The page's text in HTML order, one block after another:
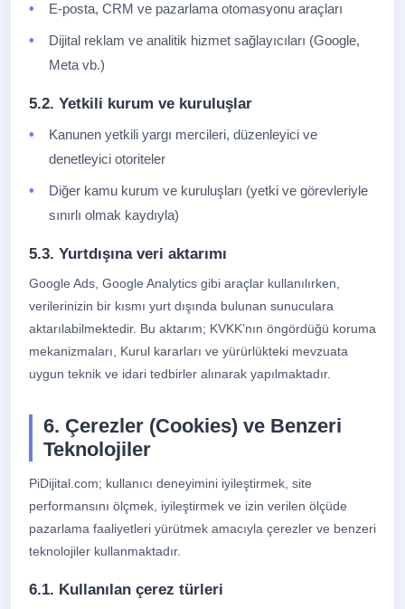
E-posta, CRM ve pazarlama otomasyonu araçları
Dijital reklam ve analitik hizmet sağlayıcıları (Google,
Meta vb.)
5.2. Yetkili kurum ve kuruluşlar
Kanunen yetkili yargı mercileri, düzenleyici ve
denetleyici otoriteler
Diğer kamu kurum ve kuruluşları (yetki ve görevleriyle
sınırlı olmak kaydıyla)
5.3. Yurtdışına veri aktarımı
Google Ads, Google Analytics gibi araçlar kullanılırken,
verilerinizin bir kısmı yurt dışında bulunan sunuculara
aktarılabilmektedir. Bu aktarım; KVKK’nın öngördüğü koruma
mekanizmaları, Kurul kararları ve yürürlükteki mevzuata
uygun teknik ve idari tedbirler alınarak yapılmaktadır.
6. Çerezler (Cookies) ve Benzeri
Teknolojiler
PiDijital.com; kullanıcı deneyimini iyileştirmek, site
performansını ölçmek, iyileştirmek ve izin verilen ölçüde
pazarlama faaliyetleri yürütmek amacıyla çerezler ve benzeri
teknolojiler kullanmaktadır.
6.1. Kullanılan çerez türleri